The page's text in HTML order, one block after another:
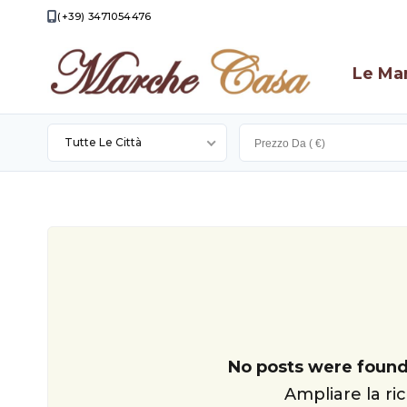
(+39) 3471054476
Le
Tutte Le Città
Apecchio
No posts were
Ampliare la